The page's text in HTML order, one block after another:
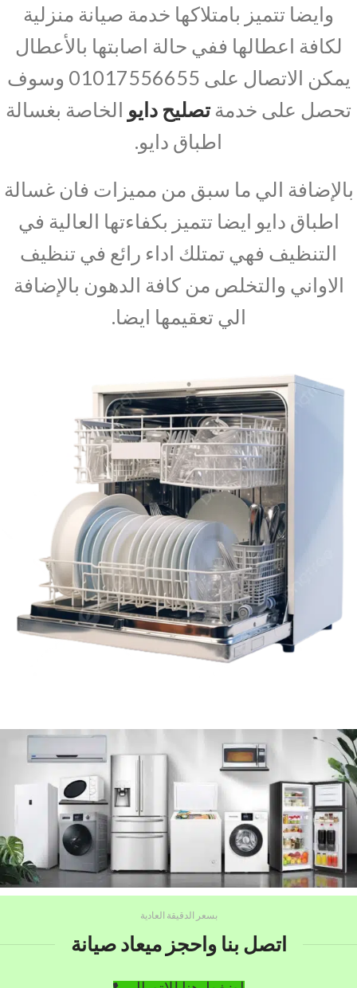
وايضا تتميز بامتلاكها خدمة صيانة منزلية
لكافة اعطالها ففي حالة اصابتها بالأعطال
يمكن الاتصال على 01017556655 وسوف
تحصل على خدمةتصليح دايو الخاصة بغسالة
اطباق دايو.
بالإضافة الي ما سبق من مميزات فان غسالة
اطباق دايو ايضا تتميز بكفاءتها العالية في
التنظيف فهي تمتلك اداء رائع في تنظيف
الاواني والتخلص من كافة الدهون بالإضافة
الي تعقيمها ايضا.
بسعر الدقيقة العادية
اتصل بنا واحجز ميعاد صيانة